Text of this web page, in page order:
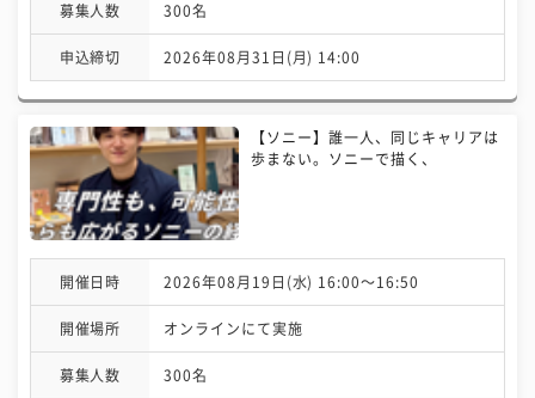
募集人数 300名
申込締切 2026年08月31日(月) 14:00
【ソニー】誰一人、同じキャリアは
歩まない。ソニーで描く、
開催日時 2026年08月19日(水) 16:00〜16:50
開催場所 オンラインにて実施
募集人数 300名